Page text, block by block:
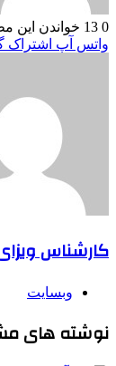
0
خواندن این مطلب 3 دقیقه
واتس آپ اشتراک
کارشناس
وبسایت
نوشته های